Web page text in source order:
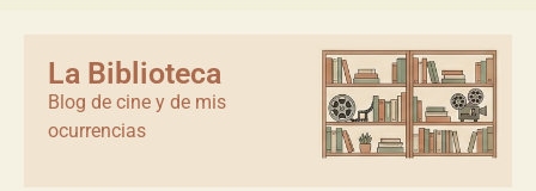
La Biblioteca
Blog de cine y de mis
ocurrencias